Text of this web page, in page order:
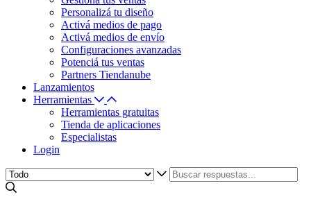
Personalizá tu diseño
Activá medios de pago
Activá medios de envío
Configuraciones avanzadas
Potenciá tus ventas
Partners Tiendanube
Lanzamientos
Herramientas
Herramientas gratuitas
Tienda de aplicaciones
Especialistas
Login